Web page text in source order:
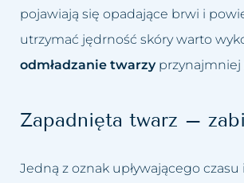
Atopowe zapalenie
Zamykanie naczynek
pojawiają się opadające brwi i
utrzymać jędrność skóry warto
odmładzanie twarzyprzynajmniej
Zapadnięta twarz –
Jedną z oznak upływającego